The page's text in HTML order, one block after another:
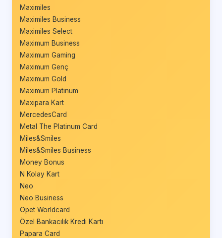
Maximiles
Maximiles Business
Maximiles Select
Maximum Business
Maximum Gaming
Maximum Genç
Maximum Gold
Maximum Platinum
Maxipara Kart
MercedesCard
Metal The Platinum Card
Miles&Smiles
Miles&Smiles Business
Money Bonus
N Kolay Kart
Neo
Neo Business
Opet Worldcard
Özel Bankacılık Kredi Kartı
Papara Card